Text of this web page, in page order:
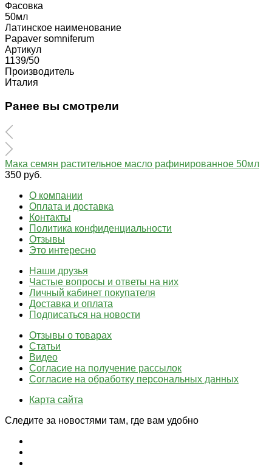
Фасовка
50мл
Латинское наименование
Papaver somniferum
Артикул
1139/50
Производитель
Италия
Ранее вы смотрели
Мака семян растительное масло рафинированное 50мл
350 руб.
О компании
Оплата и доставка
Контакты
Политика конфиденциальности
Отзывы
Это интересно
Наши друзья
Частые вопросы и ответы на них
Личный кабинет покупателя
Доставка и оплата
Подписаться на новости
Отзывы о товарах
Статьи
Видео
Согласие на получение рассылок
Согласие на обработку персональных данных
Карта сайта
Следите за новостями там, где вам удобно